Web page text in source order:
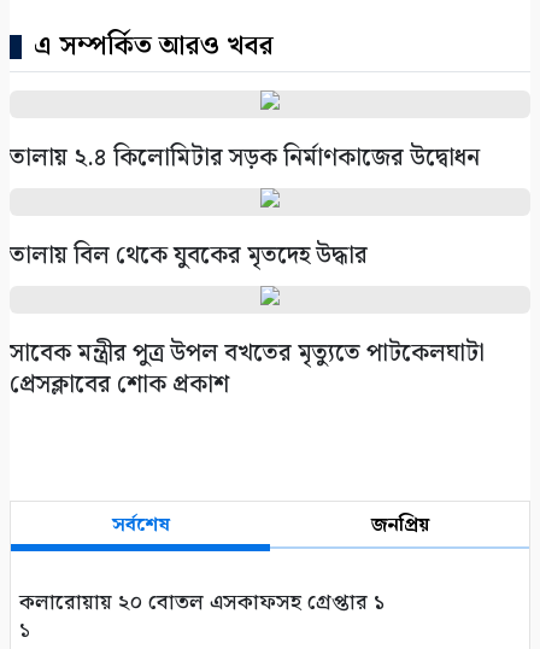
এ সম্পর্কিত আরও খবর
তালায় ২.৪ কিলোমিটার সড়ক নির্মাণকাজের উদ্বোধন
তালায় বিল থেকে যুবকের মৃতদেহ উদ্ধার
সাবেক মন্ত্রীর পুত্র উপল বখতের মৃত্যুতে পাটকেলঘাটা
প্রেসক্লাবের শোক প্রকাশ
সর্বশেষ জনপ্রিয়
কলারোয়ায় ২০ বোতল এসকাফসহ গ্রেপ্তার ১
১